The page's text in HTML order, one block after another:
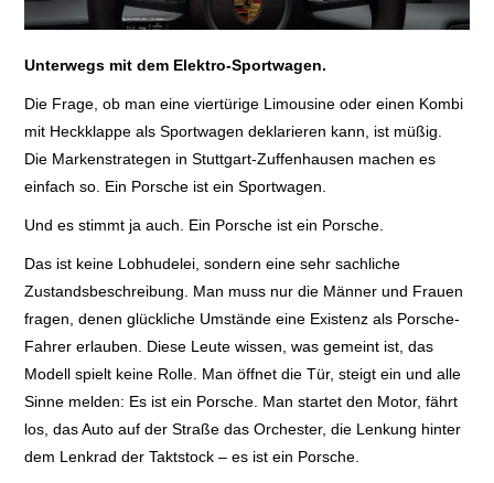
A BIS Z
KONTAKT
Unterwegs mit dem Elektro-Sportwagen.
Die Frage, ob man eine viertürige Limousine oder einen Kombi
mit Heckklappe als Sportwagen deklarieren kann, ist müßig.
Die Markenstrategen in Stuttgart-Zuffenhausen machen es
einfach so. Ein Porsche ist ein Sportwagen.
Und es stimmt ja auch. Ein Porsche ist ein Porsche.
Das ist keine Lobhudelei, sondern eine sehr sachliche
Zustandsbeschreibung. Man muss nur die Männer und Frauen
fragen, denen glückliche Umstände eine Existenz als Porsche-
Fahrer erlauben. Diese Leute wissen, was gemeint ist, das
Modell spielt keine Rolle. Man öffnet die Tür, steigt ein und alle
Sinne melden: Es ist ein Porsche. Man startet den Motor, fährt
los, das Auto auf der Straße das Orchester, die Lenkung hinter
dem Lenkrad der Taktstock – es ist ein Porsche.